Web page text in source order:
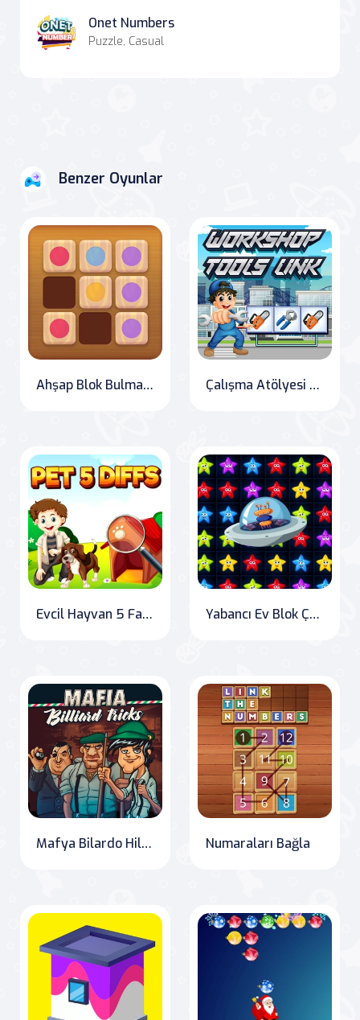
Onet Numbers
Puzzle, Casual
Benzer Oyunlar
Ahşap Blok Bulmaca 2 Çalışma Atölyesi Araç Bağlantısı
Evcil Hayvan 5 Farkı Yabancı Ev Blok Çökertme
Mafya Bilardo Hileleri Numaraları Bağla